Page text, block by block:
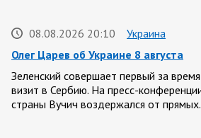
08.08.2026 20:10
Украина
Олег Царев об Украине 8 августа
Зеленский совершает первый за
визит в Сербию. На пресс-
страны Вучич воздержался от